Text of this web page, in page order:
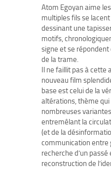
Atom Egoyan aime
multiples fils se
dessinant une
motifs,
signe et se répondent
de la trame.
Il ne faillit pas à cette
nouveau film
base est celui de la
altérations, thème qui
nombreuses
entremêlant la
(et de la
communication entre
recherche d’un
reconstruction de